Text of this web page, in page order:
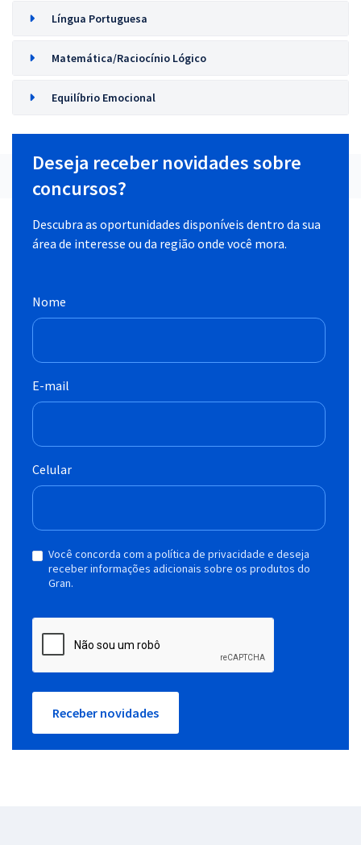
Língua Portuguesa
Matemática/Raciocínio Lógico
Equilíbrio Emocional
Deseja receber novidades sobre
concursos?
Descubra as oportunidades disponíveis dentro da sua
área de interesse ou da região onde você mora.
Nome
E-mail
Celular
Você concorda com a política de privacidade e deseja
receber informações adicionais sobre os produtos do
Gran.
Receber novidades